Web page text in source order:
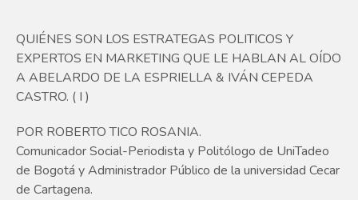
QUIÉNES SON LOS ESTRATEGAS POLITICOS Y
EXPERTOS EN MARKETING QUE LE HABLAN AL OÍDO
A ABELARDO DE LA ESPRIELLA & IVÁN CEPEDA
CASTRO. ( I )
POR ROBERTO TICO ROSANIA.
Comunicador Social-Periodista y Politólogo de UniTadeo
de Bogotá y Administrador Público de la universidad Cecar
de Cartagena.